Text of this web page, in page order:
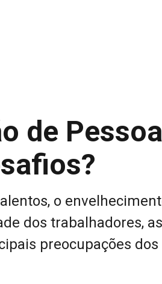
de
o
dos trabalhadores,
preocupações